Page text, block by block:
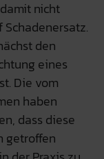
nicht
den
eines
Die vom
haben
dass diese
getroffen